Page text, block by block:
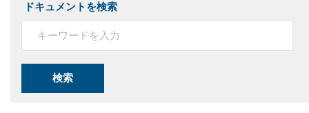
ドキュメントを検索
検索